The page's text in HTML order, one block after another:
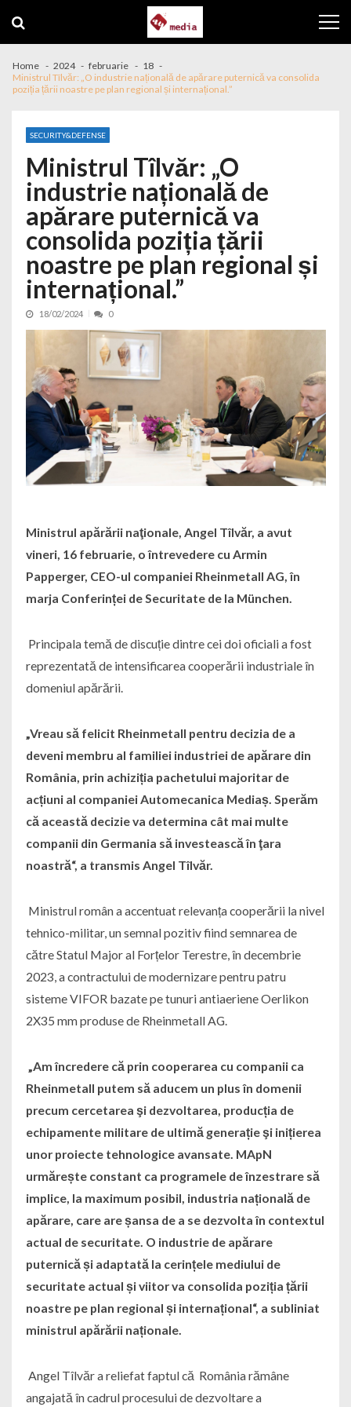
Home 2024 februarie
18
Ministrul Tîlvăr: „O industrie națională de apărare puternică va consolida
poziția țării noastre pe plan regional și internațional.”
SECURITY&DEFENSE
Ministrul Tîlvăr: „O
industrie națională de
apărare puternică va
consolida poziția țării
noastre pe plan regional și
internațional.”
18/02/2024 0
Ministrul apărării naţionale, Angel Tîlvăr, a avut
vineri, 16 februarie, o întrevedere cu Armin
Papperger, CEO-ul companiei Rheinmetall AG, în
marja Conferinței de Securitate de la München.
Principala temă de discuție dintre cei doi oficiali a fost
reprezentată de intensificarea cooperării industriale în
domeniul apărării.
„Vreau să felicit Rheinmetall pentru decizia de a
deveni membru al familiei industriei de apărare din
România, prin achiziția pachetului majoritar de
acțiuni al companiei Automecanica Mediaș. Sperăm
că această decizie va determina cât mai multe
companii din Germania să investească în ţara
noastră“, a transmis Angel Tîlvăr.
Ministrul român a accentuat relevanța cooperării la nivel
tehnico-militar, un semnal pozitiv fiind semnarea de
către Statul Major al Forțelor Terestre, în decembrie
2023, a contractului de modernizare pentru patru
sisteme VIFOR bazate pe tunuri antiaeriene Oerlikon
2X35 mm produse de Rheinmetall AG.
„Am încredere că prin cooperarea cu companii ca
Rheinmetall putem să aducem un plus în domenii
precum cercetarea şi dezvoltarea, producția de
echipamente militare de ultimă generație şi inițierea
unor proiecte tehnologice avansate. MApN
urmărește constant ca programele de înzestrare să
implice, la maximum posibil, industria națională de
apărare, care are șansa de a se dezvolta în contextul
actual de securitate. O industrie de apărare
puternică și adaptată la cerințele mediului de
securitate actual și viitor va consolida poziția țării
noastre pe plan regional și internațional“, a subliniat
ministrul apărării naționale.
Angel Tîlvăr a reliefat faptul că România rămâne
angajată în cadrul procesului de dezvoltare a